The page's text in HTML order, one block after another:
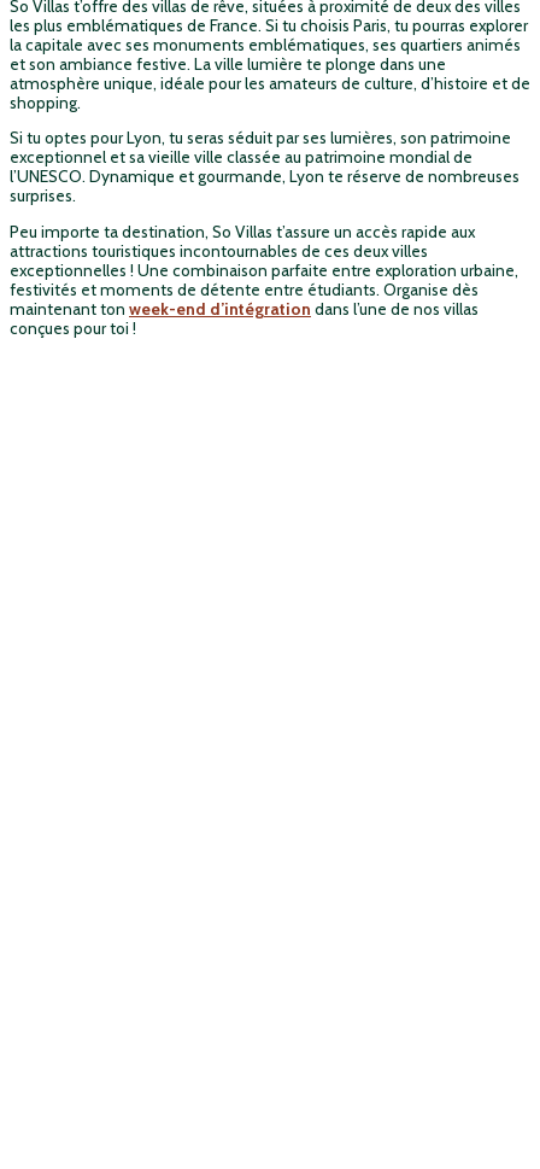
So Villas t’offre des villas de rêve, situées à proximité de deux des villes
les plus emblématiques de France. Si tu choisis Paris, tu pourras explorer
la capitale avec ses monuments emblématiques, ses quartiers animés
et son ambiance festive. La ville lumière te plonge dans une
atmosphère unique, idéale pour les amateurs de culture, d’histoire et de
shopping.
Si tu optes pour Lyon, tu seras séduit par ses lumières, son patrimoine
exceptionnel et sa vieille ville classée au patrimoine mondial de
l’UNESCO. Dynamique et gourmande, Lyon te réserve de nombreuses
surprises.
Peu importe ta destination, So Villas t’assure un accès rapide aux
attractions touristiques incontournables de ces deux villes
exceptionnelles ! Une combinaison parfaite entre exploration urbaine,
festivités et moments de détente entre étudiants. Organise dès
maintenant ton week-end d’intégration dans l’une de nos villas
conçues pour toi !